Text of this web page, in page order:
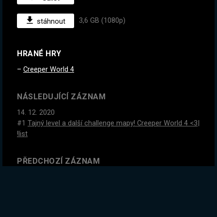
stáhnout 3,6 GB (1080p)
HRANÉ HRY
Creeper World 4
NÁSLEDUJÍCÍ ZÁZNAM
14. 12. 2020
#1 Tajný level a další challenge mapy! Creeper World 4 <3|
!list
PŘEDCHOZÍ ZÁZNAM